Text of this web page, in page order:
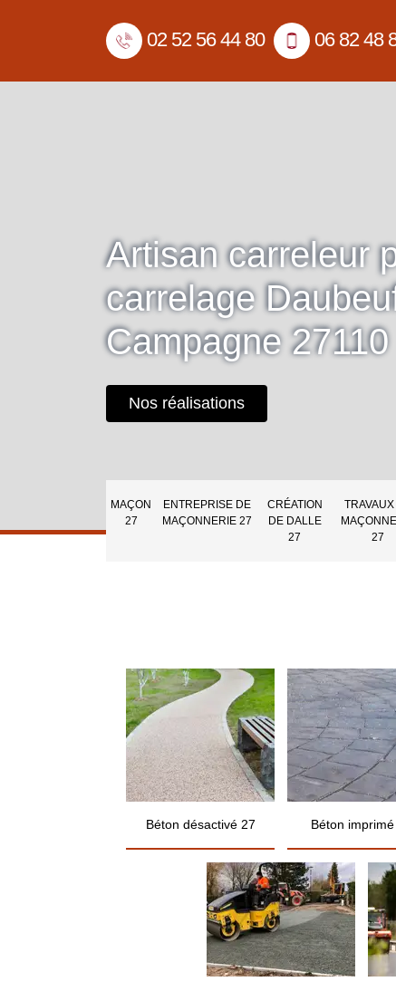
02 52 56 44 80 06 82 48
Artisan carreleur
carrelage
Campagne 27110
Nos réalisations
MAÇON
27
ENTREPRISE DE
MAÇONNERIE 27
CRÉATION
DE DALLE
27
27
Béton désactivé 27 Béton